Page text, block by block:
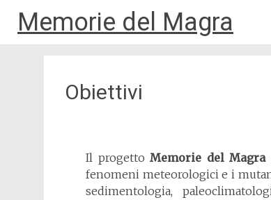
Memorie del Magra
Obiettivi
Il progettoMemorie del Magra
fenomeni meteorologici e i
sedimentologia,